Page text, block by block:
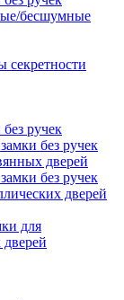
бесшумные
секретности
ручек
без ручек
дверей
без ручек
дверей
для
дверей